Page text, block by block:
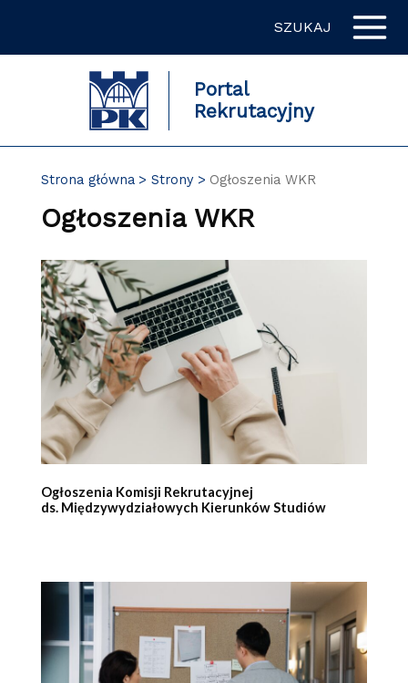
SZUKAJ
Portal
Rekrutacyjny
Strona główna Strony Ogłoszenia WKR
Ogłoszenia WKR
Ogłoszenia Komisji Rekrutacyjnej
ds. Międzywydziałowych Kierunków Studiów